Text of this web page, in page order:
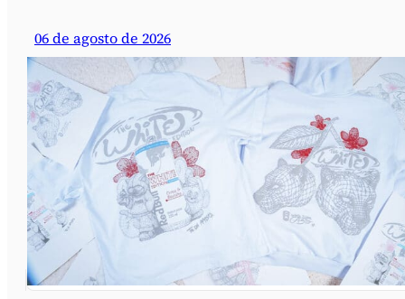
06 de agosto de 2026